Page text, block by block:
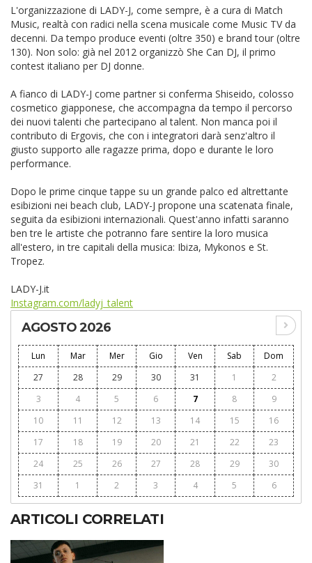
L'organizzazione di LADY-J, come sempre, è a cura di Match
Music, realtà con radici nella scena musicale come Music TV da
decenni. Da tempo produce eventi (oltre 350) e brand tour (oltre
130). Non solo: già nel 2012 organizzò She Can DJ, il primo
contest italiano per DJ donne.
A fianco di LADY-J come partner si conferma Shiseido, colosso
cosmetico giapponese, che accompagna da tempo il percorso
dei nuovi talenti che partecipano al talent. Non manca poi il
contributo di Ergovis, che con i integratori darà senz'altro il
giusto supporto alle ragazze prima, dopo e durante le loro
performance.
Dopo le prime cinque tappe su un grande palco ed altrettante
esibizioni nei beach club, LADY-J propone una scatenata finale,
seguita da esibizioni internazionali. Quest'anno infatti saranno
ben tre le artiste che potranno fare sentire la loro musica
all'estero, in tre capitali della musica: Ibiza, Mykonos e St.
Tropez.
LADY-J.it
Instagram.com/ladyj_talent
AGOSTO 2026
Lun Mar Mer Gio Ven Sab
Dom
27
28 29 30 31 1
2
3
4 5 6 7 8
9
10
11 12 13 14 15
16
17
18 19 20 21 22
23
24
25 26 27 28 29
30
31
1 2 3 4 5 6
ARTICOLI CORRELATI